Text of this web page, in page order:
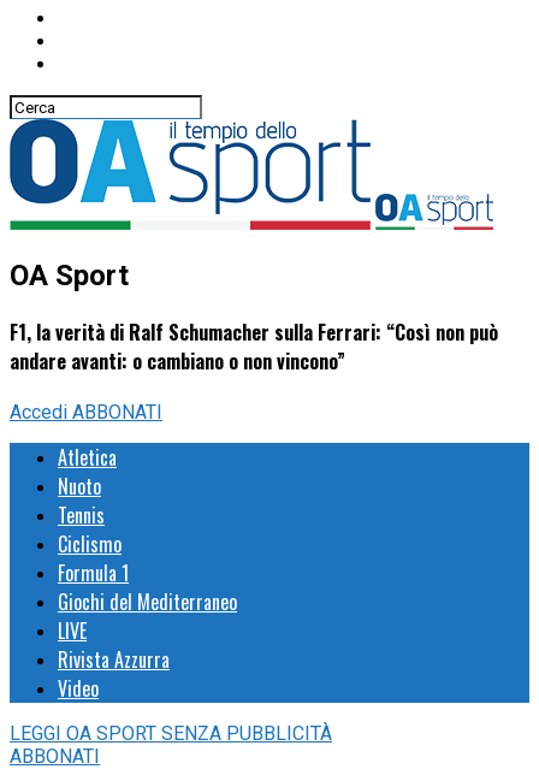
OA Sport
F1, la verità di Ralf Schumacher sulla Ferrari: “Così non può
andare avanti: o cambiano o non vincono”
Accedi ABBONATI
Atletica
Nuoto
Tennis
Ciclismo
Formula 1
Giochi del Mediterraneo
LIVE
Rivista Azzurra
Video
LEGGI OA SPORT SENZA PUBBLICITÀ
ABBONATI